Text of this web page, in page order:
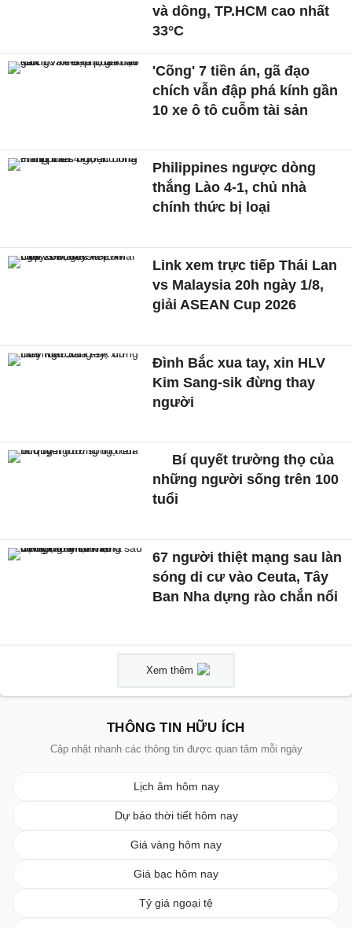
và dông, TP.HCM cao nhất
33°C
'Cõng' 7 tiền án, gã đạo
chích vẫn đập phá kính gần
10 xe ô tô cuỗm tài sản
Philippines ngược dòng
thắng Lào 4-1, chủ nhà
chính thức bị loại
Link xem trực tiếp Thái Lan
vs Malaysia 20h ngày 1/8,
giải ASEAN Cup 2026
Đình Bắc xua tay, xin HLV
Kim Sang-sik đừng thay
người
Bí quyết trường thọ của
những người sống trên 100
tuổi
67 người thiệt mạng sau làn
sóng di cư vào Ceuta, Tây
Ban Nha dựng rào chắn nổi
Xem thêm
THÔNG TIN HỮU ÍCH
Cập nhật nhanh các thông tin được quan tâm mỗi ngày
Lịch âm hôm nay
Dự báo thời tiết hôm nay
Giá vàng hôm nay
Giá bạc hôm nay
Tỷ giá ngoại tệ